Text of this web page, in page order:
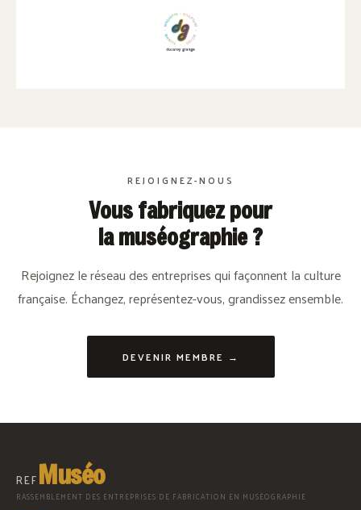
REJOIGNEZ-NOUS
Vous fabriquez pour
la muséographie ?
Rejoignez le réseau des entreprises qui façonnent la culture
française. Échangez, représentez-vous, grandissez ensemble.
DEVENIR MEMBRE →
REFMuséo
RASSEMBLEMENT DES ENTREPRISES DE FABRICATION EN MUSÉOGRAPHIE